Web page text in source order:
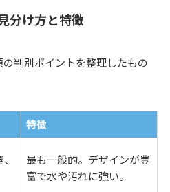
分け方と特徴
判別ポイントを整理したもの
特徴
最も一般的。デザインが豊
富で水や汚れに強い。